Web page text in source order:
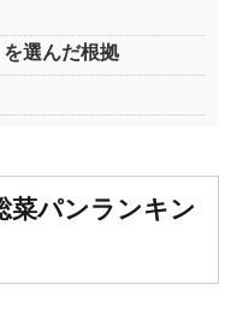
選んだ根拠
菜パンランキン